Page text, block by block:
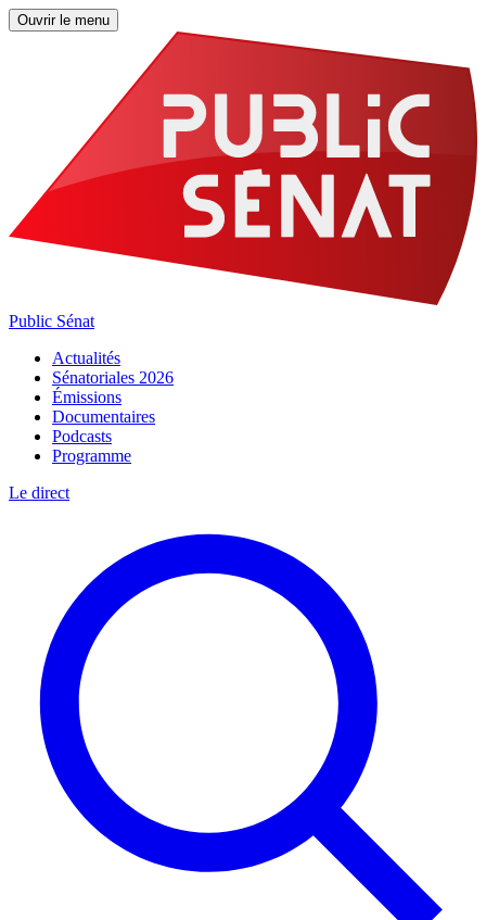
Ouvrir le menu
Public Sénat
Actualités
Sénatoriales 2026
Émissions
Documentaires
Podcasts
Programme
Le direct